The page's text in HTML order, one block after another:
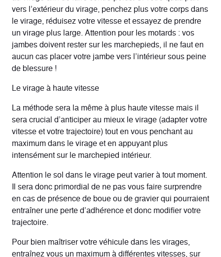
vers l’extérieur du virage, penchez plus votre corps dans
le virage, réduisez votre vitesse et essayez de prendre
un virage plus large. Attention pour les motards : vos
jambes doivent rester sur les marchepieds, il ne faut en
aucun cas placer votre jambe vers l’intérieur sous peine
de blessure !
Le virage à haute vitesse
La méthode sera la même à plus haute vitesse mais il
sera crucial d’anticiper au mieux le virage (adapter votre
vitesse et votre trajectoire) tout en vous penchant au
maximum dans le virage et en appuyant plus
intensément sur le marchepied intérieur.
Attention le sol dans le virage peut varier à tout moment.
Il sera donc primordial de ne pas vous faire surprendre
en cas de présence de boue ou de gravier qui pourraient
entraîner une perte d’adhérence et donc modifier votre
trajectoire.
Pour bien maîtriser votre véhicule dans les virages,
entraînez vous un maximum à différentes vitesses, sur